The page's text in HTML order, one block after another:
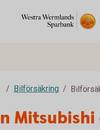
Bilförsäkring
Mitsubishi